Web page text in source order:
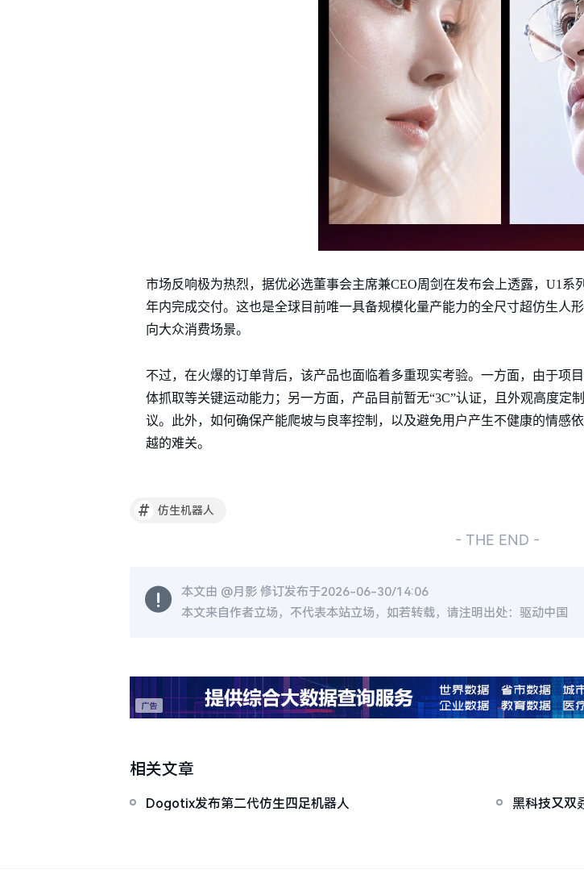
市场反响极为热烈，据优必选董事会主席兼CEO周剑在发布会上透露，U1
年内完成交付。这也是全球目前唯一具备规模化量产能力的全尺寸超仿生人
向大众消费场景。
不过，在火爆的订单背后，该产品也面临着多重现实考验。一方面，由于项
体抓取等关键运动能力；另一方面，产品目前暂无“3C”认证，且外观高度定
议。此外，如何确保产能爬坡与良率控制，以及避免用户产生不健康的情感
越的难关。
# 仿生机器人
- THE END -
本文由 @月影修订发布于2026-06-30/14:06
本文来自作者立场，不代表本站立场，如若转载，请注明出处：驱动中国
相关文章
Dogotix发布第二代仿生四足机器人 黑科技又双